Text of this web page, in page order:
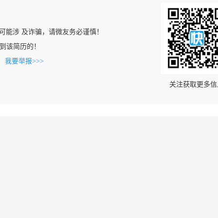
能涉 及诈骗，请微友务必谨慎！
该简历的！
我要举报>>>
关注获取更多